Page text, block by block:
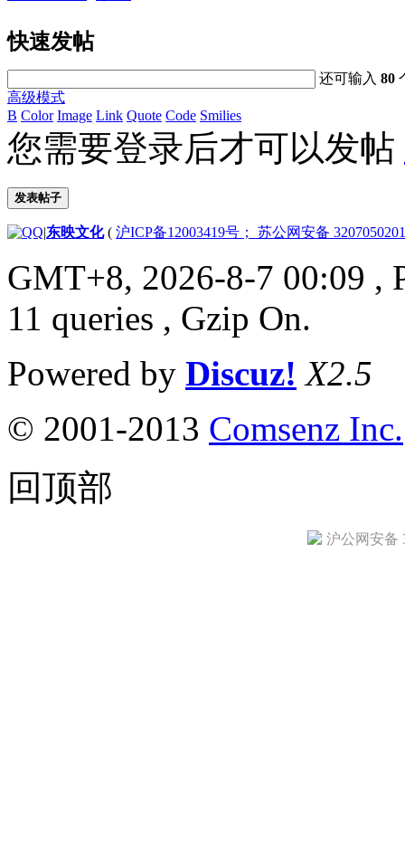
快速发帖
还可输入80
高级模式
B Color Image Link Quote Code Smilies
您需要登录后才可以发帖
发表帖子
|东映文化( 沪ICP备12003419号； 苏公网安备
GMT+8, 2026-8-7 00:09 ,
11 queries , Gzip On.
Powered by Discuz! X2.5
© 2001-2013 Comsenz Inc.
回顶部
沪公网安备